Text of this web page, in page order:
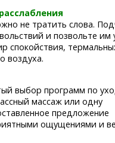
не тратить слова.
и позвольте им
спокойствия,
воздуха.
выбор программ по
массаж или одну
предложение
ощущениями и